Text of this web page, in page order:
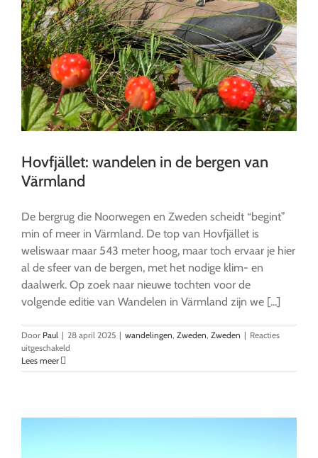
Hovfjället: wandelen in de bergen van
Värmland
De bergrug die Noorwegen en Zweden scheidt “begint”
min of meer in Värmland. De top van Hovfjället is
weliswaar maar 543 meter hoog, maar toch ervaar je hier
al de sfeer van de bergen, met het nodige klim- en
daalwerk. Op zoek naar nieuwe tochten voor de
volgende editie van Wandelen in Värmland zijn we [...]
Door Paul | 28 april 2025 | wandelingen, Zweden, Zweden | Reacties
uitgeschakeld
wandelen
Lees meer